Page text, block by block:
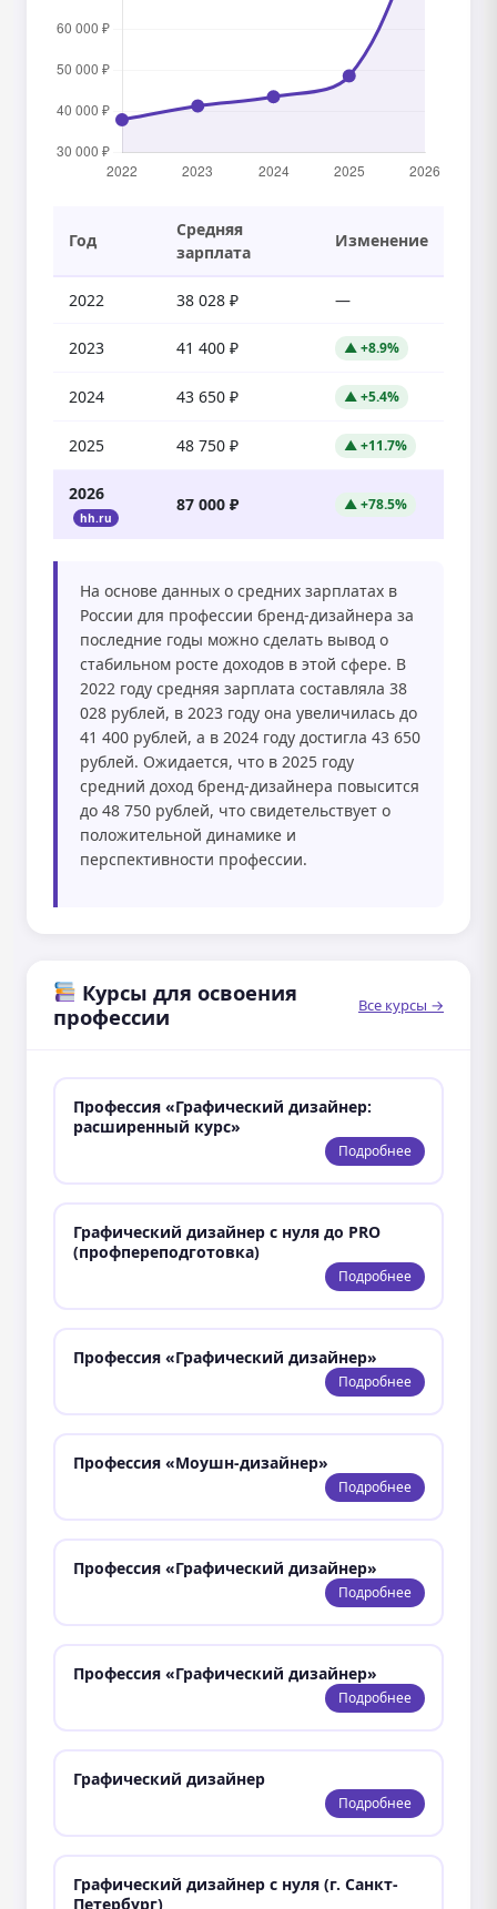
Год
Средняя
зарплата
Изменение
2022 38 028 ₽ —
2023 41 400 ₽ ▲ +8.9%
2024 43 650 ₽ ▲ +5.4%
2025 48 750 ₽ ▲ +11.7%
2026
hh.ru
87 000 ₽ ▲ +78.5%
На основе данных о средних зарплатах в
России для профессии бренд-дизайнера за
последние годы можно сделать вывод о
стабильном росте доходов в этой сфере. В
2022 году средняя зарплата составляла 38
028 рублей, в 2023 году она увеличилась до
41 400 рублей, а в 2024 году достигла 43 650
рублей. Ожидается, что в 2025 году
средний доход бренд-дизайнера повысится
до 48 750 рублей, что свидетельствует о
положительной динамике и
перспективности профессии.
Курсы для освоения
профессии
Все курсы →
Профессия «Графический дизайнер:
расширенный курс»
Подробнее
Графический дизайнер с нуля до PRO
(профпереподготовка)
Подробнее
Профессия «Графический дизайнер»
Подробнее
Профессия «Моушн-дизайнер»
Подробнее
Профессия «Графический дизайнер»
Подробнее
Профессия «Графический дизайнер»
Подробнее
Графический дизайнер
Подробнее
Графический дизайнер с нуля (г. Санкт-
Петербург)